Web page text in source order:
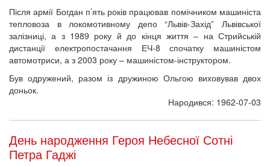
Після армії Богдан п’ять років працював помічником машиніста
тепловоза в локомотивному депо “Львів-Захід” Львівської
залізниці, а з 1989 року й до кінця життя – на Стрийській
дистанції електропостачання ЕЧ-8 спочатку машиністом
автомотриси, а з 2003 року – машиністом-інструктором.
Був одружений, разом із дружиною Ольгою виховував двох
доньок.
Народився: 1962-07-03
День народження Героя Небесної Сотні
Петра Гаджі